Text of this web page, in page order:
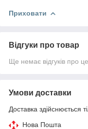
Приховати
Відгуки про товар
Ще немає відгуків про
Умови доставки
Доставка здійснюється
Нова Пошта